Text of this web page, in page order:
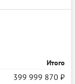
Итого
399 999 870 ₽